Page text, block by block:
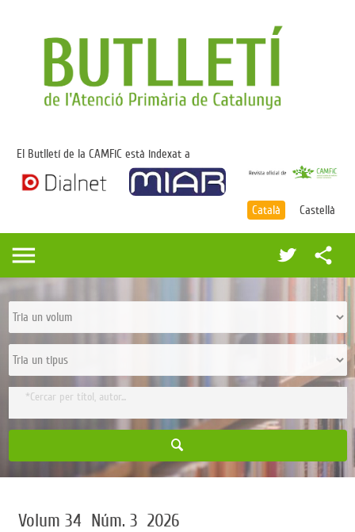
El Butlletí de la CAMFiC està indexat a
Català Castellà
share
menu
Volum 34 Núm. 3 2026